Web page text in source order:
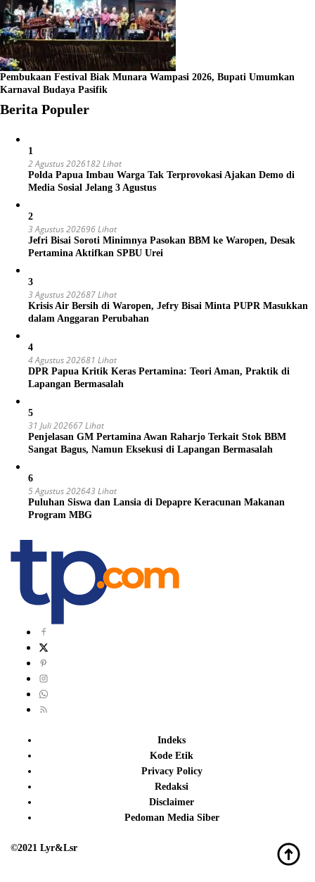
Pembukaan Festival Biak Munara Wampasi 2026, Bupati Umumkan
Karnaval Budaya Pasifik
Berita Populer
1
2 Agustus 2026182 Lihat
Polda Papua Imbau Warga Tak Terprovokasi Ajakan Demo di
Media Sosial Jelang 3 Agustus
2
3 Agustus 202696 Lihat
Jefri Bisai Soroti Minimnya Pasokan BBM ke Waropen, Desak
Pertamina Aktifkan SPBU Urei
3
3 Agustus 202687 Lihat
Krisis Air Bersih di Waropen, Jefry Bisai Minta PUPR Masukkan
dalam Anggaran Perubahan
4
4 Agustus 202681 Lihat
DPR Papua Kritik Keras Pertamina: Teori Aman, Praktik di
Lapangan Bermasalah
5
31 Juli 202667 Lihat
Penjelasan GM Pertamina Awan Raharjo Terkait Stok BBM
Sangat Bagus, Namun Eksekusi di Lapangan Bermasalah
6
5 Agustus 202643 Lihat
Puluhan Siswa dan Lansia di Depapre Keracunan Makanan
Program MBG
Indeks
Kode Etik
Privacy Policy
Redaksi
Disclaimer
Pedoman Media Siber
©2021 Lyr&Lsr